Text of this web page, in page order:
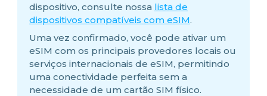
dispositivo, consulte nossa lista de
dispositivos compatíveis com eSIM.
Uma vez confirmado, você pode ativar um
eSIM com os principais provedores locais ou
serviços internacionais de eSIM, permitindo
uma conectividade perfeita sem a
necessidade de um cartão SIM físico.